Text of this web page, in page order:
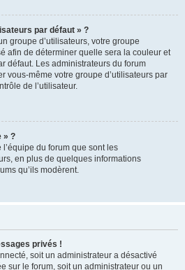
par défaut » ?
groupe d’utilisateurs, votre groupe
afin de déterminer quelle sera la couleur et
défaut. Les administrateurs du forum
vous-même votre groupe d’utilisateurs par
de l’utilisateur.
» ?
du forum que sont les
en plus de quelques informations
qu’ils modèrent.
privés !
soit un administrateur a désactivé
sur le forum, soit un administrateur ou un